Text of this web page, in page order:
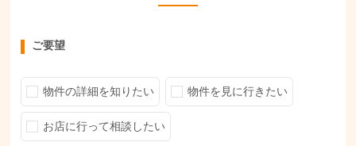
ご要望
物件の詳細を知りたい 物件を見に行きたい
お店に行って相談したい